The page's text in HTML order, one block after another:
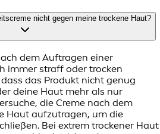
nicht gegen meine trockene Haut?
dem Auftragen einer
immer straff oder trocken
das Produkt nicht genug
deine Haut mehr als nur
die Creme nach dem
Haut aufzutragen, um die
Bei extrem trockener Haut